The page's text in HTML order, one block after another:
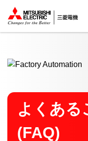
ここから本文
よくある
(FAQ)